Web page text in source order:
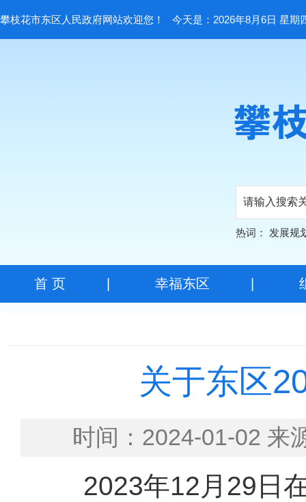
攀枝花市东区人民政府网站欢迎您！ 今天是：2026年8月6日 星期
热词： 发展规
首 页| 幸福东区
关于东区
时间：2024-01-02
2023年12月29日在